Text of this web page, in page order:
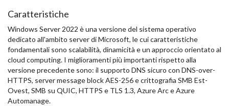
Caratteristiche
Windows Server 2022 è una versione del sistema operativo
dedicato all'ambito server di Microsoft, le cui caratteristiche
fondamentali sono scalabilità, dinamicità e un approccio orientato al
cloud computing. I miglioramenti più importanti rispetto alla
versione precedente sono: il supporto DNS sicuro con DNS-over-
HTTPS, server message block AES-256 e crittografia SMB Est-
Ovest, SMB su QUIC, HTTPS e TLS 1.3, Azure Arc e Azure
Automanage.